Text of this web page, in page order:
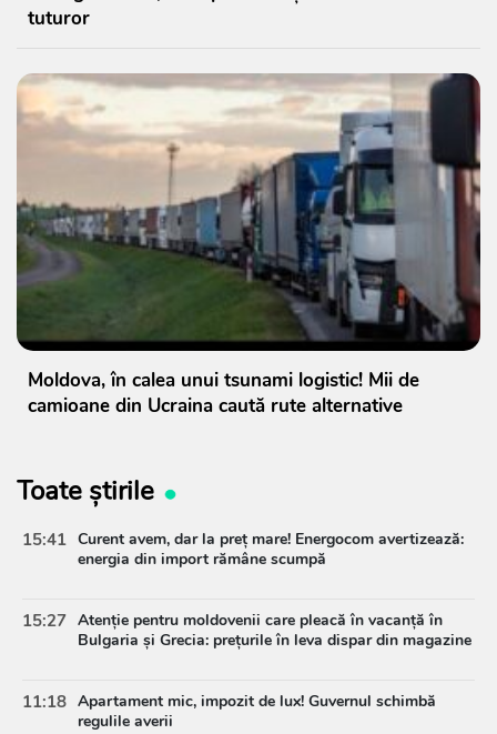
tuturor
Moldova, în calea unui tsunami logistic! Mii de
camioane din Ucraina caută rute alternative
Toate știrile
15:41 Curent avem, dar la preț mare! Energocom avertizează:
energia din import rămâne scumpă
15:27 Atenție pentru moldovenii care pleacă în vacanță în
Bulgaria și Grecia: prețurile în leva dispar din magazine
11:18 Apartament mic, impozit de lux! Guvernul schimbă
regulile averii